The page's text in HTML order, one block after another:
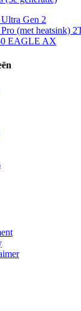
Gen 2
(met heatsink)
EAGLE AX